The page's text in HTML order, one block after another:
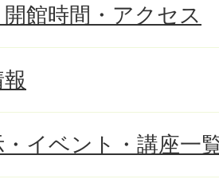
開館時間・アクセス
イベント・講座一